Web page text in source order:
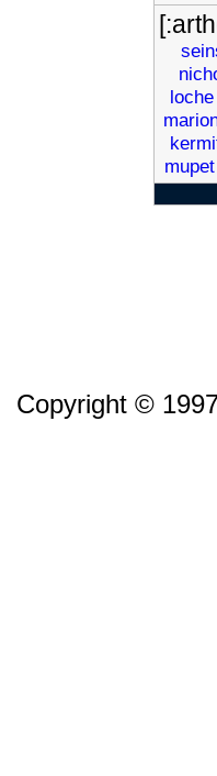
loche
mupet
Copyright ©